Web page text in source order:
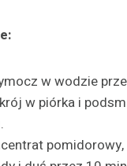
w wodzie
w piórka i
pomidorowy,